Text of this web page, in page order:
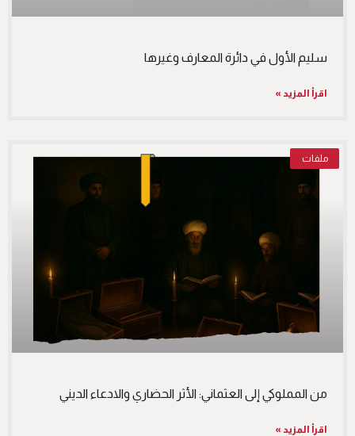
سليم الأول في دائرة المعارف وغيرها
اقرأ المزيد »
ملفات
من المملوكي إلى العثماني: الأثر الحضاري والادعاء الديني
اقرأ المزيد »